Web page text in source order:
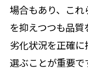
場合もあり、これ
を抑えつつも品
劣化状況を正確
選ぶことが重要で